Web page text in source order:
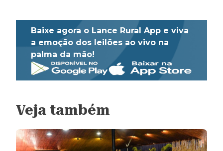
Baixe agora o Lance Rural App e viva
a emoção dos leilões ao vivo na
palma da mão!
Veja também